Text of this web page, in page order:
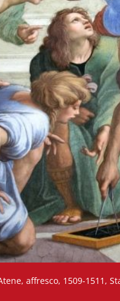
affresco, 1509-1511,